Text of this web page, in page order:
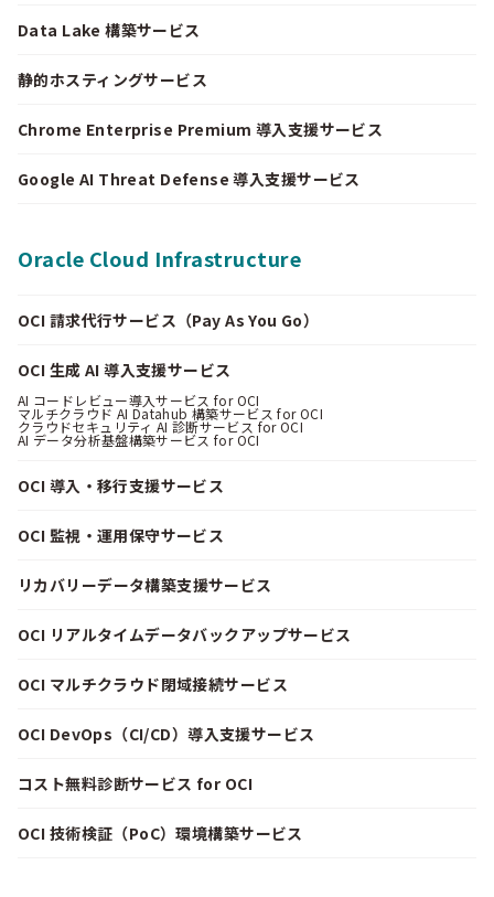
Data Lake 構築サービス
静的ホスティングサービス
Chrome Enterprise Premium 導入支援サービス
Google AI Threat Defense 導入支援サービス
Oracle Cloud Infrastructure
OCI 請求代行サービス（Pay As You Go）
OCI 生成 AI 導入支援サービス
AI コードレビュー導入サービス for OCI
マルチクラウド AI Datahub 構築サービス for OCI
クラウドセキュリティ AI 診断サービス for OCI
AI データ分析基盤構築サービス for OCI
OCI 導入・移行支援サービス
OCI 監視・運用保守サービス
リカバリーデータ構築支援サービス
OCI リアルタイムデータバックアップサービス
OCI マルチクラウド閉域接続サービス
OCI DevOps（CI/CD）導入支援サービス
コスト無料診断サービス for OCI
OCI 技術検証（PoC）環境構築サービス